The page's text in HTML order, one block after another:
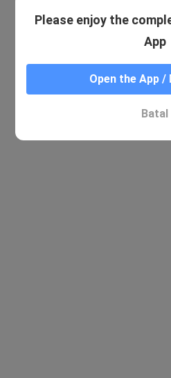
Please enjoy the
App
Open the App /
Batal